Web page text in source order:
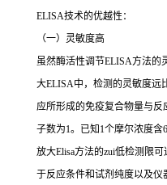
ELISA技术的优越性：
（一）灵敏度高
虽然酶活性调节ELISA方法的
大ELISA中，检测的灵敏度远
应所形成的免疫复合物量与
子数为1。已知 1个摩尔浓度含
放大Elisa方法的zui低检测限可
于反应条件和试剂纯度以及